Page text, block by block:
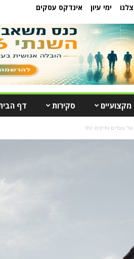
ימי עיון אינדקס עסקים
סקירות דף
עובדים ותיקים יותר